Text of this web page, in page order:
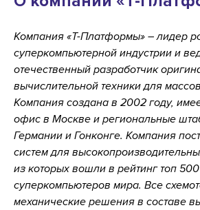
Компания «Т-Платформы» – лидер
суперкомпьютерной индустрии и
отечественный разработчик
вычислительной техники для
Компания создана в 2002 году,
офис в Москве и региональные
Германии и Гонконге. Компания
систем для
из которых вошли в рейтинг топ
суперкомпьютеров мира. Все
механические решения в составе